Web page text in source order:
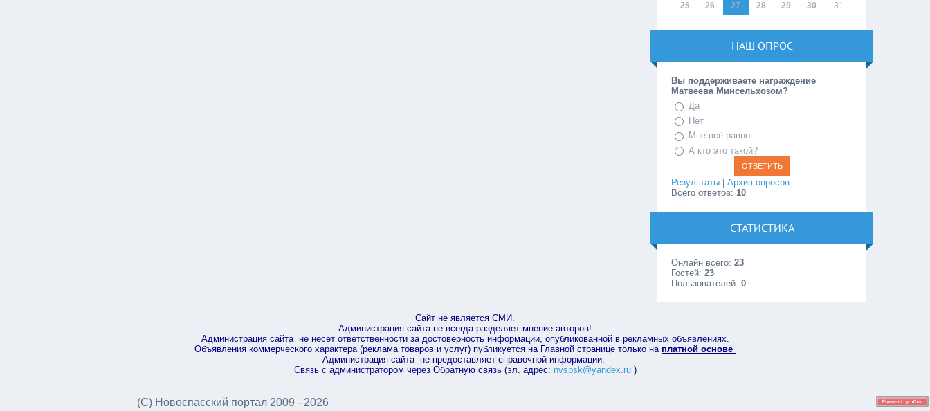
25 26 27 28 29 30 31
НАШ ОПРОС
Вы поддерживаете награждение
Матвеева Минсельхозом?
Да
Нет
Мне всё равно
А кто это такой?
Результаты |Архив опросов
Всего ответов:10
СТАТИСТИКА
Онлайн всего:23
Гостей:23
Пользователей:0
Сайт не является СМИ.
Администрация сайта не всегда разделяет мнение авторов!
Администрация сайта не несет ответственности за достоверность информации, опубликованной в рекламных объявлениях.
Объявления коммерческого характера (реклама товаров и услуг) публикуется на Главной странице только на платной основе
Администрация сайта не предоставляет справочной информации.
Связь с администратором через Обратную связь (эл. адрес: nvspsk@yandex.ru)
(С) Новоспасский портал 2009 - 2026